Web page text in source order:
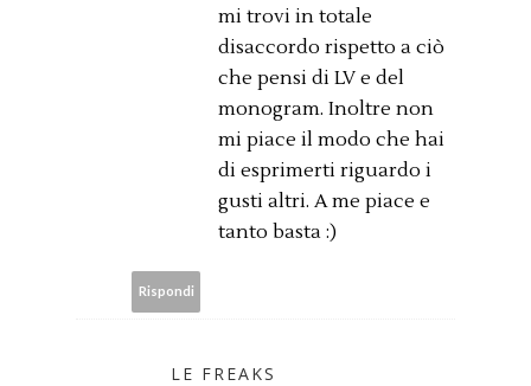
mi trovi in totale
disaccordo rispetto a ciò
che pensi di LV e del
monogram. Inoltre non
mi piace il modo che hai
di esprimerti riguardo i
gusti altri. A me piace e
tanto basta :)
Rispondi
LE FREAKS